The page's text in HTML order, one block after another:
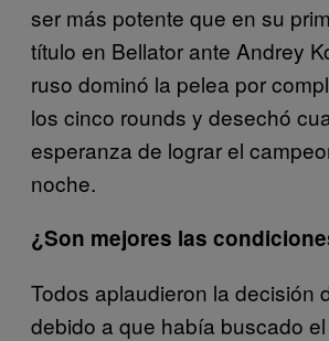
ser más potente que en su
título en Bellator ante Andrey
ruso dominó la pelea por
los cinco rounds y desechó
esperanza de lograr el
noche.
¿Son mejores las
Todos aplaudieron la decisión
debido a que había buscado